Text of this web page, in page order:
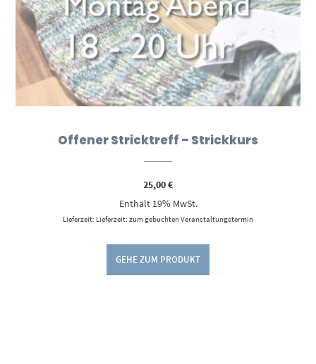
Offener Stricktreff – Strickkurs
25,00€
Enthält 19% MwSt.
Lieferzeit: Lieferzeit: zum gebuchten Veranstaltungstermin
GEHE ZUM PRODUKT